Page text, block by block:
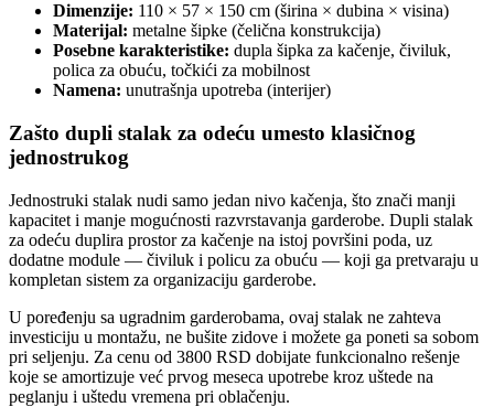
Dimenzije: 110 × 57 × 150 cm (širina × dubina × visina)
Materijal: metalne šipke (čelična konstrukcija)
Posebne karakteristike: dupla šipka za kačenje, čiviluk,
polica za obuću, točkići za mobilnost
Namena: unutrašnja upotreba (interijer)
Zašto dupli stalak za odeću umesto klasičnog
jednostrukog
Jednostruki stalak nudi samo jedan nivo kačenja, što znači manji
kapacitet i manje mogućnosti razvrstavanja garderobe. Dupli stalak
za odeću duplira prostor za kačenje na istoj površini poda, uz
dodatne module — čiviluk i policu za obuću — koji ga pretvaraju u
kompletan sistem za organizaciju garderobe.
U poređenju sa ugradnim garderobama, ovaj stalak ne zahteva
investiciju u montažu, ne bušite zidove i možete ga poneti sa sobom
pri seljenju. Za cenu od 3800 RSD dobijate funkcionalno rešenje
koje se amortizuje već prvog meseca upotrebe kroz uštede na
peglanju i uštedu vremena pri oblačenju.